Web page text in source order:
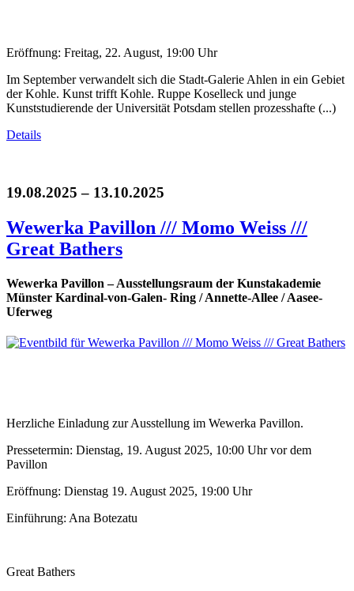
Eröffnung: Freitag, 22. August, 19:00 Uhr
Im September verwandelt sich die Stadt-Galerie Ahlen in ein Gebiet
der Kohle. Kunst trifft Kohle. Ruppe Koselleck und junge
Kunststudierende der Universität Potsdam stellen prozesshafte (...)
Details
19.08.2025 – 13.10.2025
Wewerka Pavillon /// Momo Weiss ///
Great Bathers
Wewerka Pavillon – Ausstellungsraum der Kunstakademie
Münster Kardinal-von-Galen- Ring / Annette-Allee / Aasee-
Uferweg
Herzliche Einladung zur Ausstellung im Wewerka Pavillon.
Pressetermin: Dienstag, 19. August 2025, 10:00 Uhr vor dem
Pavillon
Eröffnung: Dienstag 19. August 2025, 19:00 Uhr
Einführung: Ana Botezatu
Great Bathers